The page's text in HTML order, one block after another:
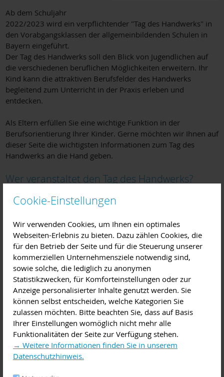
Cookie-Einstellungen
Wir verwenden Cookies, um Ihnen ein optimales
Webseiten-Erlebnis zu bieten. Dazu zählen Cookies, die
für den Betrieb der Seite und für die Steuerung unserer
kommerziellen Unternehmensziele notwendig sind,
sowie solche, die lediglich zu anonymen
Statistikzwecken, für Komforteinstellungen oder zur
Anzeige personalisierter Inhalte genutzt werden. Sie
können selbst entscheiden, welche Kategorien Sie
zulassen möchten. Bitte beachten Sie, dass auf Basis
Ihrer Einstellungen womöglich nicht mehr alle
Funktionalitäten der Seite zur Verfügung stehen.
→ Weitere Informationen finden Sie in unserem
Datenschutzhinweis.
Ab dem Schuljahr
2022/2023 wird ein verpflichtender "Tag des Handwerks" in
den Vorabgangsklassen der allgemeinbildenden Schulen in
Bayern eingeführt.
Der Tag des Handwerks soll den Blick von Jugendlichen auf
die verschiedenen beruflichen Möglichkeiten erweitern. Ihr
Kind kann die attraktiven Berufsfelder des Handwerks
begleitend zum Unterricht in der Praxis erleben und
entdecken.
Als Eltern erfüllen Sie eine wichtige Funktion in der
Berufsorientierung Ihrer Kinder. Gerne möchten wir Ihnen auf
dieser Seite die wichtigsten Informationen zum Tag des
Handwerks an die Hand geben.
Wer veranstaltet den Tag des Handwerks?
Der Tag des Handwerks wird individuell von der Schule Ihres
für mindestens vier Schulstunden ein Handwerk in der Praxis
kennenlernen. Über die konkreten Aktivitäten vor Ort
erhalten Sie Auskunft in der Schule.
Was macht mein Kind an diesem Tag?
Ihr Kind wird an diesem Tag praxisnahe Erfahrungen
sammeln und sich ausprobieren.
Der Tag des Handwerks soll dazu beitragen, dass Talente und
Fähigkeiten in handwerklichen Berufen entdeckt werden.
Durch praktische Aktionen soll Interesse an handwerklichen
Tätigkeiten aktiv geweckt werden.